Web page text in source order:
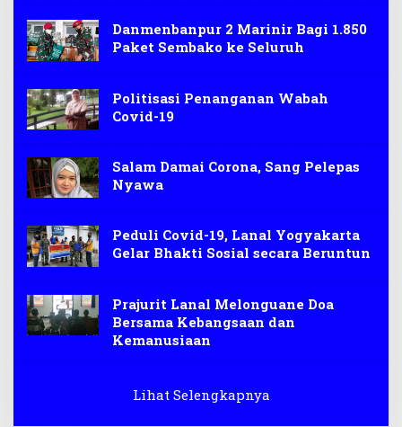
Danmenbanpur 2 Marinir Bagi 1.850
Paket Sembako ke Seluruh
Politisasi Penanganan Wabah
Covid-19
Salam Damai Corona, Sang Pelepas
Nyawa
Peduli Covid-19, Lanal Yogyakarta
Gelar Bhakti Sosial secara Beruntun
Prajurit Lanal Melonguane Doa
Bersama Kebangsaan dan
Kemanusiaan
Lihat Selengkapnya